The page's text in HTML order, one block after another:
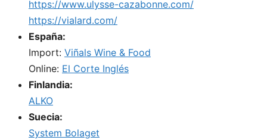
https://www.ulysse-cazabonne.com/
https://vialard.com/
España:
Import: Viñals Wine & Food
Online: El Corte Inglés
Finlandia:
ALKO
Suecia:
System Bolaget